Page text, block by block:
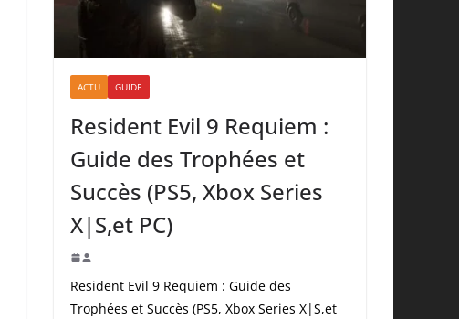
ACTU GUIDE
Resident Evil 9 Requiem :
Guide des Trophées et
Succès (PS5, Xbox Series
X|S,et PC)
Resident Evil 9 Requiem : Guide des
Trophées et Succès (PS5, Xbox Series X|S,et